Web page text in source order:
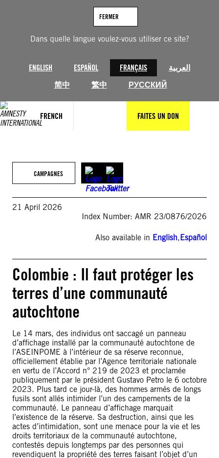
Dans quelle langue voulez-vous utiliser ce site?
ENGLISH ESPAÑOL FRANÇAIS
العربية
简中
繁中 РУССКИЙ
FERMER
FRENCH FAITES UN DON
CAMPAGNES
21 April 2026
Index Number: AMR 23/0876/2026
Also available in English,Español
Colombie : Il faut protéger les
terres d’une communauté
autochtone
Le 14 mars, des individus ont saccagé un panneau
d’affichage installé par la communauté autochtone de
l’ASEINPOME à l’intérieur de sa réserve reconnue,
officiellement établie par l’Agence territoriale nationale
en vertu de l’Accord n° 219 de 2023 et proclamée
publiquement par le président Gustavo Petro le 6 octobre
2023. Plus tard ce jour-là, des hommes armés de longs
fusils sont allés intimider l’un des campements de la
communauté. Le panneau d’affichage marquait
l’existence de la réserve. Sa destruction, ainsi que les
actes d’intimidation, sont une menace pour la vie et les
droits territoriaux de la communauté autochtone,
contestés depuis longtemps par des personnes qui
revendiquent la propriété des terres faisant l’objet d’un